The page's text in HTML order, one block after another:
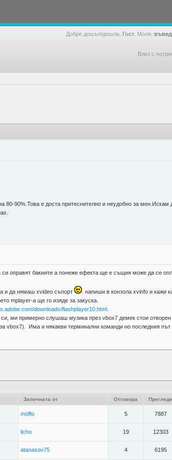
Добре дошъл/дошла, Гост . Моля,
Влез с
80-90%.Това е доста притеснително и неудобно за
оправят бакиите а понеже ефекта ще е същия може да се
и да нямаш xvideo съпорт
. напиши в конзола xvinfo и кажи
mplayer-а ще го изяде за закуска.
downloads/flashplayer10.html.
ми примерно слушаш музика през vbox7 демек стои
vbox7). Има и някакви терминални команди но последния път
Започната от Отговора Прегледи
moffo 5 7887
licho 19 12303
atanasov75 4 6195